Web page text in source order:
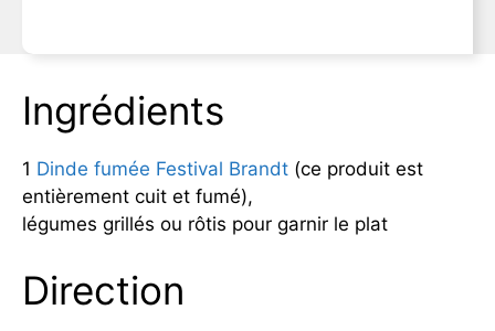
Ingrédients
1 Dinde fumée Festival Brandt (ce produit est
entièrement cuit et fumé),
légumes grillés ou rôtis pour garnir le plat
Direction